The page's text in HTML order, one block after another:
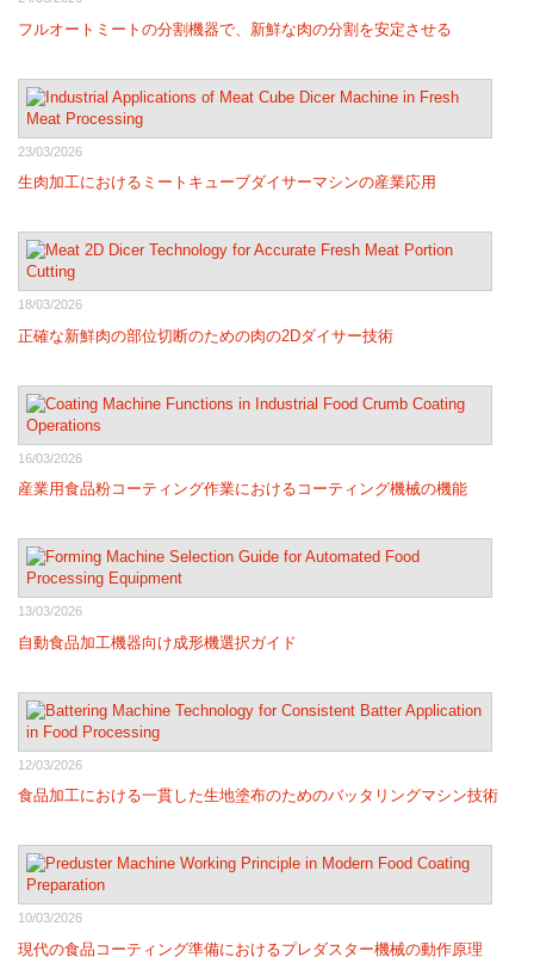
フルオートミートの分割機器で、新鮮な肉の分割を安定させる
23/03/2026
生肉加工におけるミートキューブダイサーマシンの産業応用
18/03/2026
正確な新鮮肉の部位切断のための肉の2Dダイサー技術
16/03/2026
産業用食品粉コーティング作業におけるコーティング機械の機能
13/03/2026
自動食品加工機器向け成形機選択ガイド
12/03/2026
食品加工における一貫した生地塗布のためのバッタリングマシン技術
10/03/2026
現代の食品コーティング準備におけるプレダスター機械の動作原理